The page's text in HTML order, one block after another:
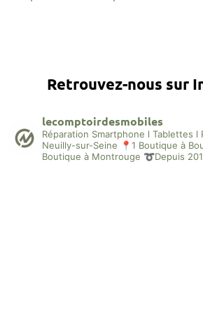
Retrouvez-nous sur
lecomptoirdesmobiles
Réparation Smartphone l Tablettes l
Neuilly-sur-Seine 📍1 Boutique à
Boutique à Montrouge ➰Depuis